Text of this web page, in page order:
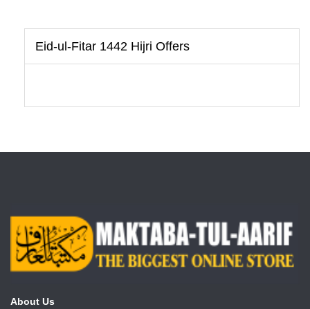
Eid-ul-Fitar 1442 Hijri Offers
About Us